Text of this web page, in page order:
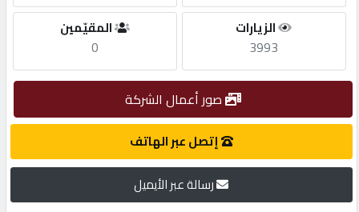
طلب
شركات
المقيّمين
0
الزيارات
3993
صور أعمال الشركة
إتصل عبر الهاتف
رسالة عبر الأيميل